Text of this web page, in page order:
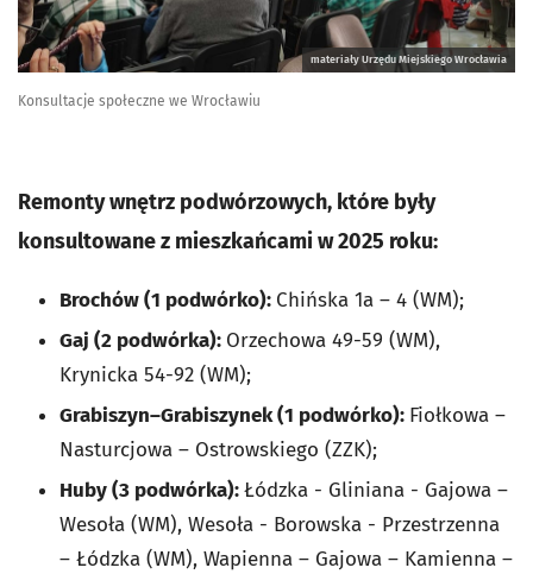
materiały Urzędu Miejskiego Wrocławia
Konsultacje społeczne we Wrocławiu
Remonty wnętrz podwórzowych, które były
konsultowane z mieszkańcami w 2025 roku:
Brochów (1 podwórko): Chińska 1a – 4 (WM);
Gaj (2 podwórka): Orzechowa 49-59 (WM),
Krynicka 54-92 (WM);
Grabiszyn–Grabiszynek (1 podwórko): Fiołkowa –
Nasturcjowa – Ostrowskiego (ZZK);
Huby (3 podwórka):Łódzka - Gliniana - Gajowa –
Wesoła (WM), Wesoła - Borowska - Przestrzenna
– Łódzka (WM), Wapienna – Gajowa – Kamienna –